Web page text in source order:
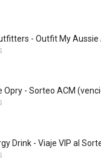
- Outfit My
Opry - Sorteo ACM
Drink - Viaje VIP al